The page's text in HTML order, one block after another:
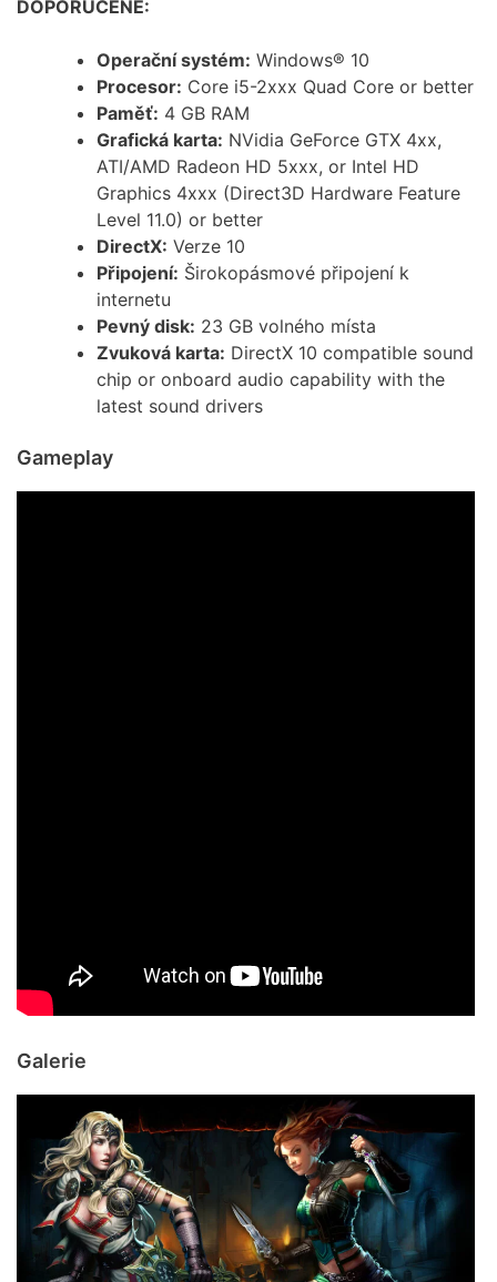
DOPORUČENÉ:
Operační systém: Windows® 10
Procesor: Core i5-2xxx Quad Core or better
Paměť: 4 GB RAM
Grafická karta: NVidia GeForce GTX 4xx,
ATI/AMD Radeon HD 5xxx, or Intel HD
Graphics 4xxx (Direct3D Hardware Feature
Level 11.0) or better
DirectX: Verze 10
Připojení: Širokopásmové připojení k
internetu
Pevný disk: 23 GB volného místa
Zvuková karta: DirectX 10 compatible sound
chip or onboard audio capability with the
latest sound drivers
Gameplay
Galerie